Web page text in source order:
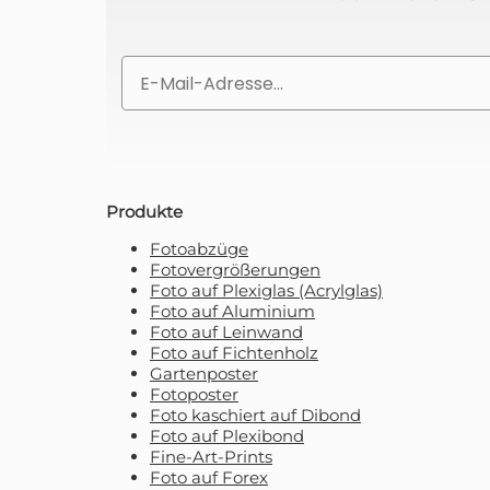
Produkte
Fotoabzüge
Fotovergrößerungen
Foto auf Plexiglas (Acrylglas)
Foto auf Aluminium
Foto auf Leinwand
Foto auf Fichtenholz
Gartenposter
Fotoposter
Foto kaschiert auf Dibond
Foto auf Plexibond
Fine-Art-Prints
Foto auf Forex